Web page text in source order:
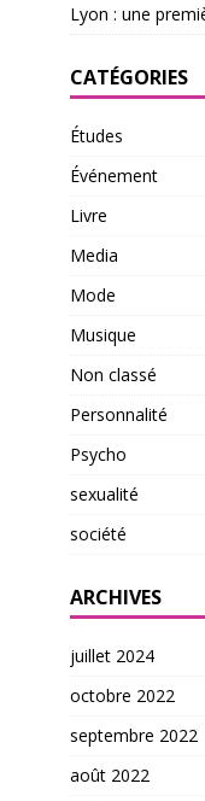
Lyon : une
CATÉGORIES
Études
Événement
Livre
Media
Mode
Musique
Non classé
Personnalité
Psycho
sexualité
société
ARCHIVES
juillet 2024
octobre 2022
septembre 2022
août 2022